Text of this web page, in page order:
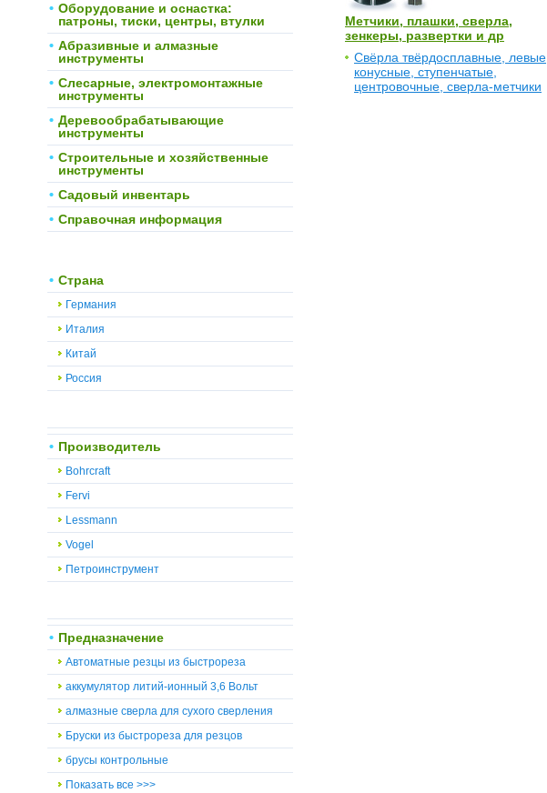
Оборудование и оснастка:
патроны, тиски, центры, втулки
Абразивные и алмазные
инструменты
Слесарные, электромонтажные
инструменты
Деревообрабатывающие
инструменты
Строительные и хозяйственные
инструменты
Садовый инвентарь
Справочная информация
Страна
Германия
Италия
Китай
Россия
Производитель
Bohrcraft
Fervi
Lessmann
Vogel
Петроинструмент
Предназначение
Автоматные резцы из быстрореза
аккумулятор литий-ионный 3,6 Вольт
алмазные сверла для сухого сверления
Бруски из быстрореза для резцов
брусы контрольные
Показать все >>>
Метчики, плашки, сверла,
зенкеры, развертки и др
Свёрла твёрдосплавные, левые,
конусные, ступенчатые,
центровочные, сверла-метчики